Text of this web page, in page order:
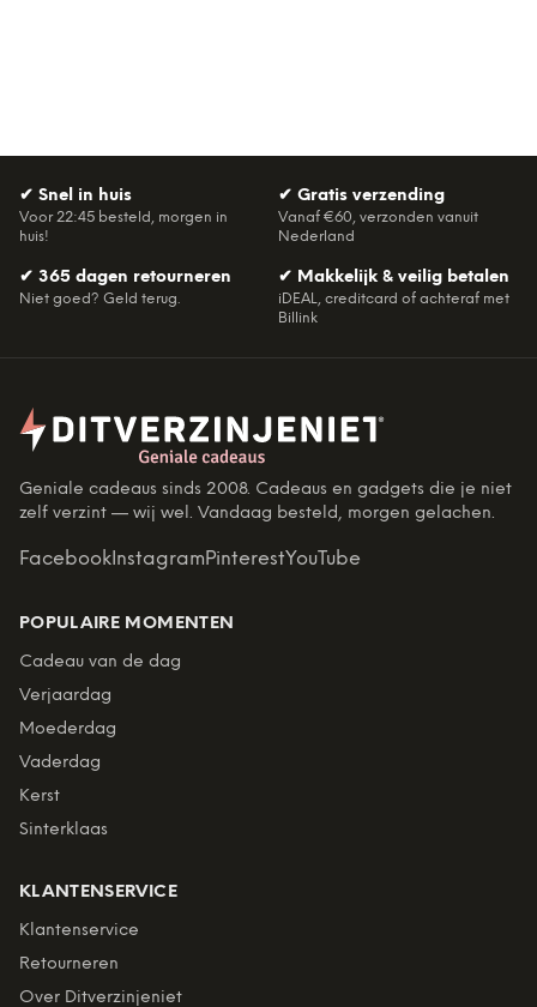
✔ Snel in huis
Voor 22:45 besteld, morgen in
huis!
✔ Gratis verzending
Vanaf €60, verzonden vanuit
Nederland
✔ 365 dagen retourneren
Niet goed? Geld terug.
✔ Makkelijk & veilig betalen
iDEAL, creditcard of achteraf met
Billink
Geniale cadeaus sinds 2008. Cadeaus en gadgets die je niet
zelf verzint — wij wel. Vandaag besteld, morgen gelachen.
Facebook InstagramPinterestYouTube
POPULAIRE MOMENTEN
Cadeau van de dag
Verjaardag
Moederdag
Vaderdag
Kerst
Sinterklaas
KLANTENSERVICE
Klantenservice
Retourneren
Over Ditverzinjeniet